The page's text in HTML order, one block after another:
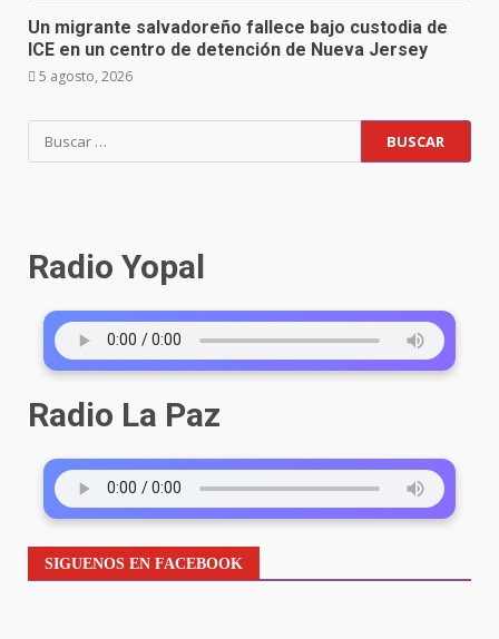
Un migrante salvadoreño fallece bajo custodia de
ICE en un centro de detención de Nueva Jersey
5 agosto, 2026
Radio Yopal
Radio La Paz
SIGUENOS EN FACEBOOK